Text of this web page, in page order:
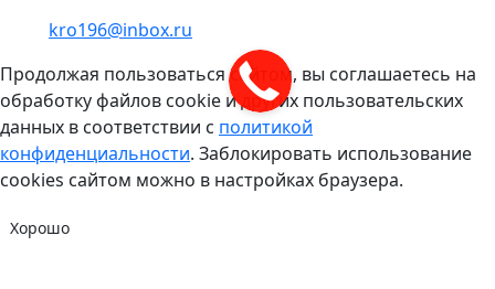
kro196@inbox.ru
Продолжая пользоваться сайтом, вы соглашаетесь на
обработку файлов cookie и других пользовательских
данных в соответствии с политикой
конфиденциальности. Заблокировать использование
cookies сайтом можно в настройках браузера.
Хорошо